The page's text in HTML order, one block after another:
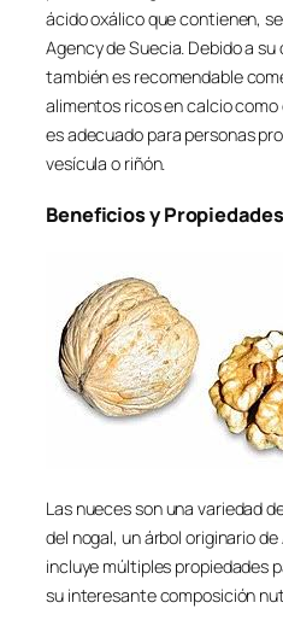
ácido oxálico que contienen,
Agency de Suecia. Debido a
también es recomendable
alimentos ricos en calcio
es adecuado para personas
vesícula o riñón.
Beneficios y
Las nueces son una variedad
del nogal, un árbol originario
incluye múltiples propiedades
su interesante composición